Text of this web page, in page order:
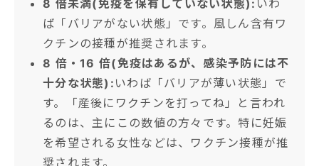
8 倍未満(免疫を保有していない状態): いわ
ば「バリアがない状態」です。風しん含有ワ
クチンの接種が推奨されます。
8 倍・16 倍(免疫はあるが、感染予防には不
十分な状態): いわば「バリアが薄い状態」で
す。「産後にワクチンを打ってね」と言われ
るのは、主にこの数値の方々です。特に妊娠
を希望される女性などは、ワクチン接種が推
奨されます。